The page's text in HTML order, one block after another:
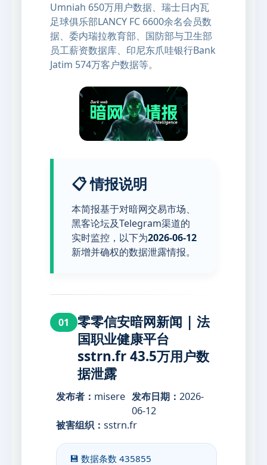
Umniah 650万用户数据、瑞士日内瓦
足球俱乐部LANCY FC 6600余名会员数
据、委内瑞拉教育部、国防部与卫生部
员工薪资数据库、印尼东爪哇银行Bank
Jatim 574万客户数据等。
📋 情报说明
本简报基于对暗网交易市场、
黑客论坛及Telegram渠道的
实时监控，以下为2026-06-12
新增并确权的数据泄露情报。
01
零零信安暗网新闻 | 法
国职业健康平台
sstrn.fr 43.5万用户数
据泄露
发布者： misere 发布日期： 2026-
06-12
被害组织： sstrn.fr
💾 数据条数 435855